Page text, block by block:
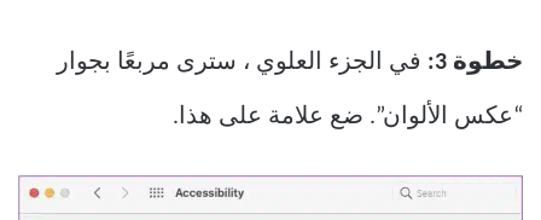
خطوة 3: في الجزء العلوي ، سترى مربعًا بجوار
“عكس الألوان”. ضع علامة على هذا.